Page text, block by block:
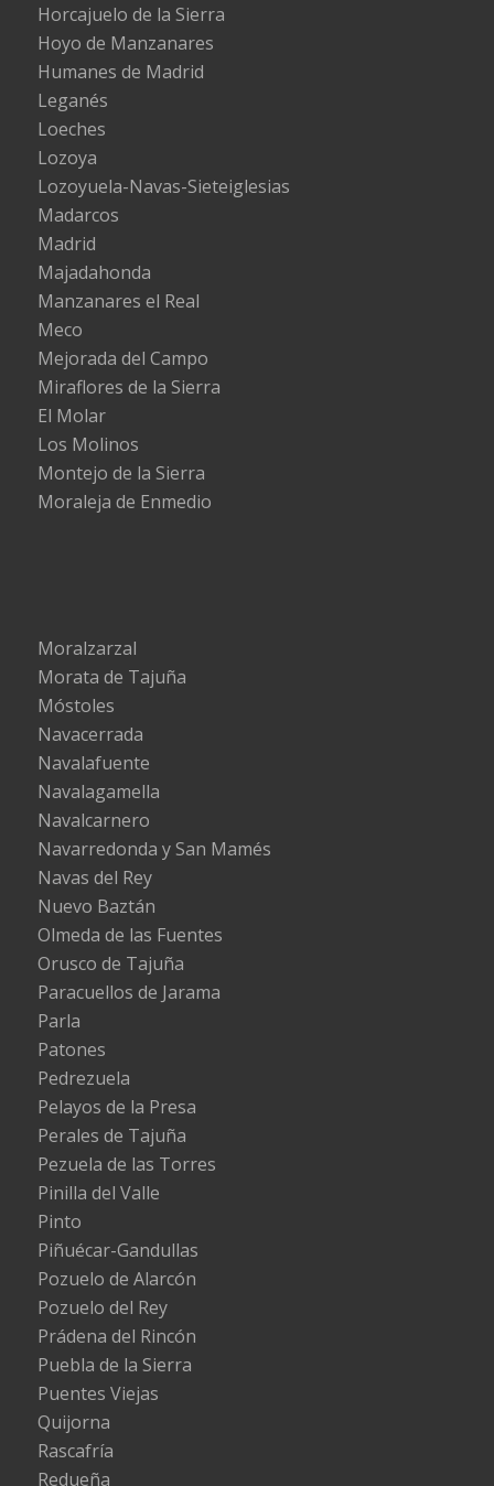
Horcajuelo de la Sierra
Hoyo de Manzanares
Humanes de Madrid
Leganés
Loeches
Lozoya
Lozoyuela-Navas-Sieteiglesias
Madarcos
Madrid
Majadahonda
Manzanares el Real
Meco
Mejorada del Campo
Miraflores de la Sierra
El Molar
Los Molinos
Montejo de la Sierra
Moraleja de Enmedio
Moralzarzal
Morata de Tajuña
Móstoles
Navacerrada
Navalafuente
Navalagamella
Navalcarnero
Navarredonda y San Mamés
Navas del Rey
Nuevo Baztán
Olmeda de las Fuentes
Orusco de Tajuña
Paracuellos de Jarama
Parla
Patones
Pedrezuela
Pelayos de la Presa
Perales de Tajuña
Pezuela de las Torres
Pinilla del Valle
Pinto
Piñuécar-Gandullas
Pozuelo de Alarcón
Pozuelo del Rey
Prádena del Rincón
Puebla de la Sierra
Puentes Viejas
Quijorna
Rascafría
Redueña